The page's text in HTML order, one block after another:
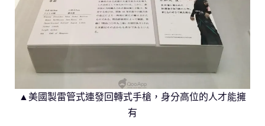
▲美國製雷管式連發回轉式手槍，身分高位的人才能擁
有